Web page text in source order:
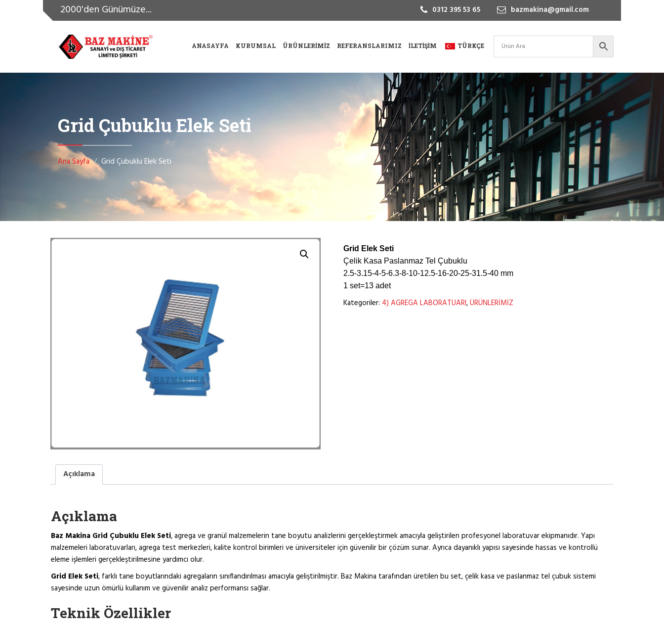
2000'den Günümüze... 0312 395 53 65 bazmakina@gmail.com
ANASAYFA KURUMSAL ÜRÜNLERIMIZ REFERANSLARIMIZ İLETIŞIM TÜRKÇE
Grid Çubuklu Elek Seti
Ana Sayfa Grid Çubuklu Elek Seti
Grid Elek Seti
Çelik Kasa Paslanmaz Tel Çubuklu
2.5-3.15-4-5-6.3-8-10-12.5-16-20-25-31.5-40 mm
1 set=13 adet
Kategoriler: 4) AGREGA LABORATUARI,ÜRÜNLERİMİZ
Açıklama
Açıklama
Baz Makina Grid Çubuklu Elek Seti, agrega ve granül malzemelerin tane boyutu analizlerini gerçekleştirmek amacıyla geliştirilen profesyonel laboratuvar ekipmanıdır. Yapı
malzemeleri laboratuvarları, agrega test merkezleri, kalite kontrol birimleri ve üniversiteler için güvenilir bir çözüm sunar. Ayrıca dayanıklı yapısı sayesinde hassas ve kontrollü
eleme işlemleri gerçekleştirilmesine yardımcı olur.
Grid Elek Seti, farklı tane boyutlarındaki agregaların sınıflandırılması amacıyla geliştirilmiştir. Baz Makina tarafından üretilen bu set, çelik kasa ve paslanmaz tel çubuk sistemi
sayesinde uzun ömürlü kullanım ve güvenilir analiz performansı sağlar.
Teknik Özellikler